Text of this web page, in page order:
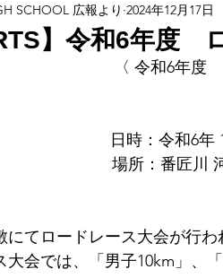
】令和6年度
SCHOOL 広報より 2024年12月17日
〈 令和6年度
日時：令和6
場所：
にてロードレース大会が行わ
大会では、「男子10km」、